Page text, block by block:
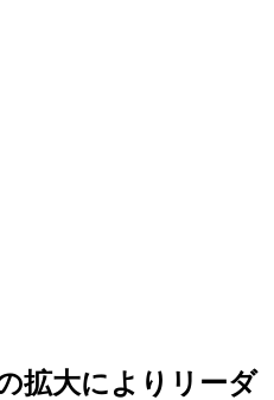
拡大によりリーダ